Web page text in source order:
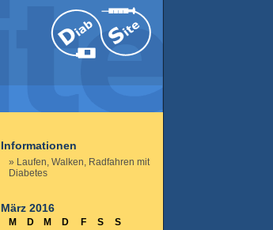
Informationen
Laufen, Walken, Radfahren mit
Diabetes
März 2016
M D M D F S
S